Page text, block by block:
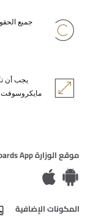
جميع
موقع الوزارة Dashboards App
المكونات الإضافية